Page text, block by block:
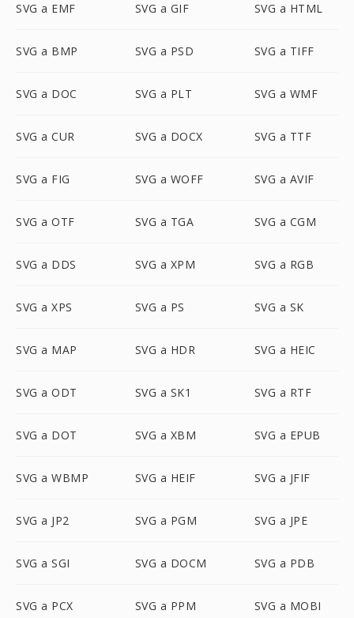
SVG a EMF SVG a GIF SVG a HTML
SVG a BMP SVG a PSD SVG a TIFF
SVG a DOC SVG a PLT SVG a WMF
SVG a CUR SVG a DOCX SVG a TTF
SVG a FIG SVG a WOFF SVG a AVIF
SVG a OTF SVG a TGA SVG a CGM
SVG a DDS SVG a XPM SVG a RGB
SVG a XPS SVG a PS SVG a SK
SVG a MAP SVG a HDR SVG a HEIC
SVG a ODT SVG a SK1 SVG a RTF
SVG a DOT SVG a XBM SVG a EPUB
SVG a WBMP SVG a HEIF SVG a JFIF
SVG a JP2 SVG a PGM SVG a JPE
SVG a SGI SVG a DOCM SVG a PDB
SVG a PCX SVG a PPM SVG a MOBI